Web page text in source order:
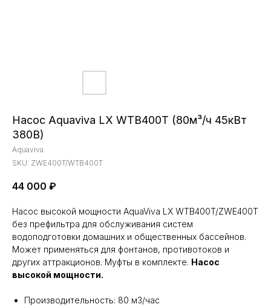
Насос Aquaviva LX WTB400T (80м³/ч 45кВт
380В)
Aquaviva
SKU: ZWE400T/WTB400T
44 000 ₽
Насос высокой мощности AquaViva LX WTB400T/ZWE400T
без префильтра для обслуживания систем
водоподготовки домашних и общественных бассейнов.
Может применяться для фонтанов, противотоков и
других аттракционов. Муфты в комплекте. Насос
высокой мощности.
Производительность: 80 м3/час